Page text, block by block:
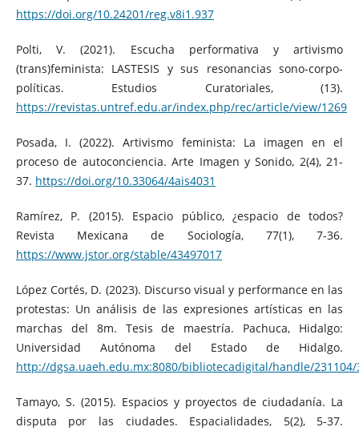
https://doi.org/10.24201/reg.v8i1.937
Polti, V. (2021). Escucha performativa y artivismo
(trans)feminista: LASTESIS y sus resonancias sono-corpo-
políticas. Estudios Curatoriales, (13).
https://revistas.untref.edu.ar/index.php/rec/article/view/1269
Posada, I. (2022). Artivismo feminista: La imagen en el
proceso de autoconciencia. Arte Imagen y Sonido, 2(4), 21-
37. https://doi.org/10.33064/4ais4031
Ramírez, P. (2015). Espacio público, ¿espacio de todos?
Revista Mexicana de Sociología, 77(1), 7-36.
https://www.jstor.org/stable/43497017
López Cortés, D. (2023). Discurso visual y performance en las
protestas: Un análisis de las expresiones artísticas en las
marchas del 8m. Tesis de maestría. Pachuca, Hidalgo:
Universidad Autónoma del Estado de Hidalgo.
http://dgsa.uaeh.edu.mx:8080/bibliotecadigital/handle/231104/
Tamayo, S. (2015). Espacios y proyectos de ciudadanía. La
disputa por las ciudades. Espacialidades, 5(2), 5-37.